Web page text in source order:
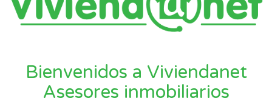
Bienvenidos a Viviendanet
Asesores inmobiliarios